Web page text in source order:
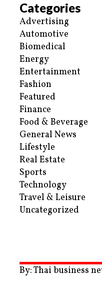
Categories
Advertising
Automotive
Biomedical
Energy
Entertainment
Fashion
Featured
Finance
Food & Beverage
General News
Lifestyle
Real Estate
Sports
Technology
Travel & Leisure
Uncategorized
By: Thai business